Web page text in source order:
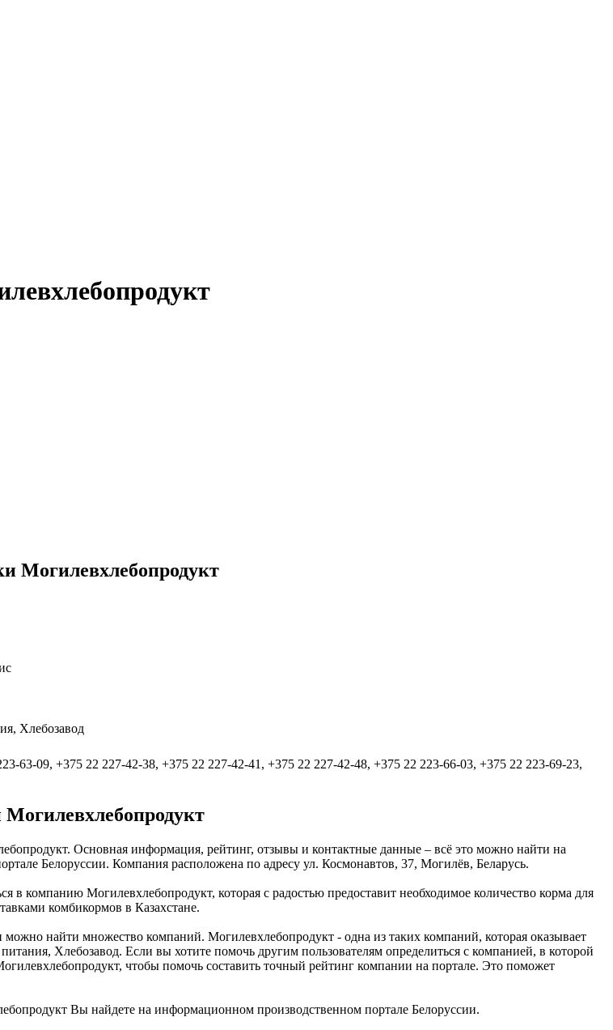
Могилевхлебопродукт
Хлебозавод
63-09, +375 22 227-42-38, +375 22 227-42-41, +375 22 227-42-48, +375 22 223-66-03, +375 22 223-69-23,
Основная информация, рейтинг, отзывы и контактные данные – всё это можно найти на
Белоруссии. Компания расположена по адресу ул. Космонавтов, 37, Могилёв, Беларусь.
Могилевхлебопродукт, которая с радостью предоставит необходимое количество корма для
комбикормов в Казахстане.
найти множество компаний. Могилевхлебопродукт - одна из таких компаний, которая оказывает
Хлебозавод. Если вы хотите помочь другим пользователям определиться с компанией, в которой
чтобы помочь составить точный рейтинг компании на портале. Это поможет
Вы найдете на информационном производственном портале Белоруссии.